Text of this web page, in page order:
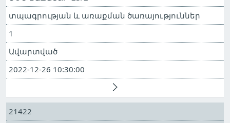
տպագրության և առաքման ծառայություններ
1
Ավարտված
2022-12-26 10:30:00
21422